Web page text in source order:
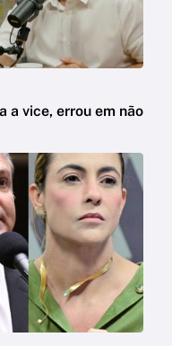
a vice, errou em não